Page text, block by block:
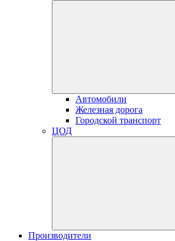
Автомобили
Железная дорога
Городской транспорт
ЦОД
Производители